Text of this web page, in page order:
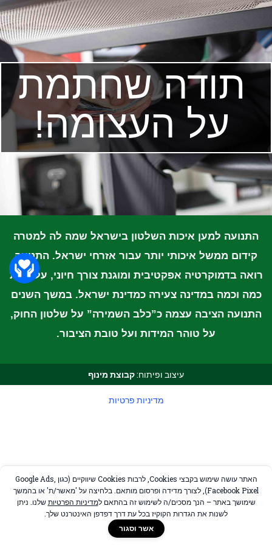
תודה שחתמת
על העצומה!
התנועה למען איכות השלטון בישראל שמה לה למטרה
קידום ממשל איכותי יותר עבור אזרחי ישראל. התנועה
רואה בדמוקרטיה אפקטיבית ומוגנת צורך חיוני, על אחת
כמה וכמה במדינה צעירה כמדינת ישראל. במשך השנים
התנועה הציבה עצמה כ”כלב השמירה” על שלטון החוק,
על טוהר המידות ועל טובת הציבור.
עיצוב ופיתוח:קבוצת מינוף
אשר וסגור
האתר עושה שימוש בקבצי Cookies, לרבות Cookies שיווקיים (כגון Google Ads,
Facebook Pixel), לצורך מדידה ופרסום מותאם. בלחיצה על 'מאשר/ת' או בהמשך
שימושך באתר – הנך מסכים/ה לשימוש זה בהתאם למדיניות הפרטיותשלנו. ניתן
לשנות את הגדרות הקוקיז בכל עת דרך דפדפן האינטרנט שלך.
מדיניות פרטיות